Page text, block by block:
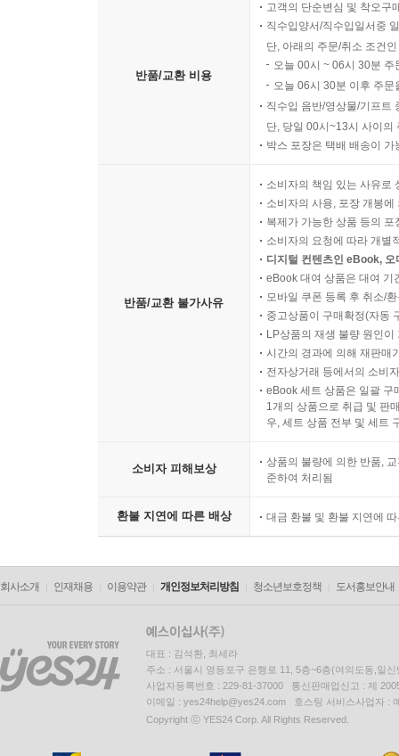
반품/교환 비용
고객의 단순변심 및 착오구
직수입양서/직수입일서중
단, 아래의 주문/취소 조건
오늘 00시 ~ 06시 30분
오늘 06시 30분 이후 주
직수입 음반/영상물/기프트
단, 당일 00시~13시 사이의
박스 포장은 택배 배송이
반품/교환 불가사유
소비자의 책임 있는 사유로
소비자의 사용, 포장 개봉
복제가 가능한 상품 등의
소비자의 요청에 따라 개별
디지털 컨텐츠인 eBook,
eBook 대여 상품은 대여 기
모바일 쿠폰 등록 후 취소/
중고상품이 구매확정(자동
LP상품의 재생 불량 원인
시간의 경과에 의해 재판매
전자상거래 등에서의 소비
eBook 세트 상품은 일괄 구
1개의 상품으로 취급 및 판
우, 세트 상품 전부 및 세트
소비자 피해보상
상품의 불량에 의한 반품,
준하여 처리됨
환불 지연에 따른 배상 대금 환불 및 환불 지연에
회사소개 인재채용 이용약관 개인정보처리방침 청소년보호정책 도서홍보안내
대표 : 김석환, 최세라
주소 : 서울시 영등포구 은행로 11, 5층~6층(여의도동,일신
사업자등록번호 : 229-81-37000 통신판매업신고 : 제
이메일 : yes24help@yes24.com 호스팅 서비스사업자 :
Copyright ⓒ YES24 Corp. All Rights Reserved.